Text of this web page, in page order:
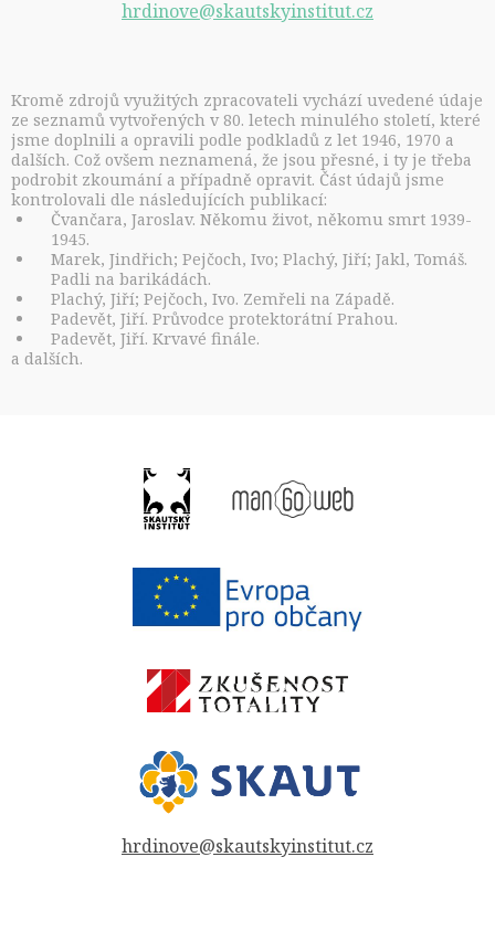
hrdinove@skautskyinstitut.cz
Kromě zdrojů využitých zpracovateli vychází uvedené údaje
ze seznamů vytvořených v 80. letech minulého století, které
jsme doplnili a opravili podle podkladů z let 1946, 1970 a
dalších. Což ovšem neznamená, že jsou přesné, i ty je třeba
podrobit zkoumání a případně opravit. Část údajů jsme
kontrolovali dle následujících publikací:
Čvančara, Jaroslav. Někomu život, někomu smrt 1939-
1945.
Marek, Jindřich; Pejčoch, Ivo; Plachý, Jiří; Jakl, Tomáš.
Padli na barikádách.
Plachý, Jiří; Pejčoch, Ivo. Zemřeli na Západě.
Padevět, Jiří. Průvodce protektorátní Prahou.
Padevět, Jiří. Krvavé finále.
a dalších.
hrdinove@skautskyinstitut.cz